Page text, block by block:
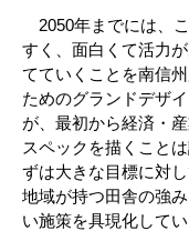
2050年までには、
すく、面白くて活力
てていくことを南信
ためのグランドデザ
が、最初から経済・
スペックを描くこと
ずは大きな目標に対
地域が持つ田舎の強
い施策を具現化して